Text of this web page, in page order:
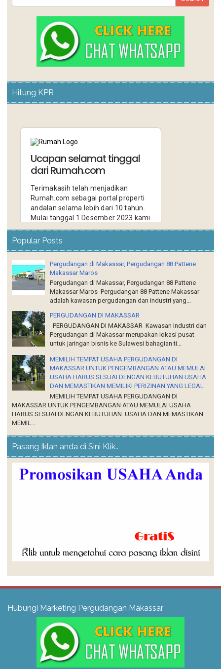
Hitung KPR
Popular Posts
Pergudangan di Makassar, Pergudangan 88 Pattene
Makassar Maros
Pergudangan di Makassar, Pergudangan 88 Pattene
Makassar Maros Pergudangan 88 Pattene Makassar
adalah kawasan pergudangan dan industri yang...
PERGUDANGAN DI MAKASSAR
PERGUDANGAN DI MAKASSAR Kawasan Industri dan
Pergudangan di Makassar merupakan lokasi pusat
untuk jaringan bisnis ke Sulawesi bahagian ti...
MEMILIH TEMPAT USAHA PERGUDANGAN DI
MAKASSAR UNTUK PENGEMBANGAN ATAU MEMULAI
USAHA HARUS SESUAI DENGAN KEBUTUHAN USAHA
DAN MEMASTIKAN MEMILIKI PERIZINAN YANG LEGAL
MEMILIH TEMPAT USAHA PERGUDANGAN DI
MAKASSAR UNTUK PENGEMBANGAN ATAU MEMULAI USAHA
HARUS SESUAI DENGAN KEBUTUHAN USAHA DAN MEMASTIKAN
MEMIL...
Pasang Iklan anda di Sini Klik..
Hubungi Marketing Pergudangan Makassar